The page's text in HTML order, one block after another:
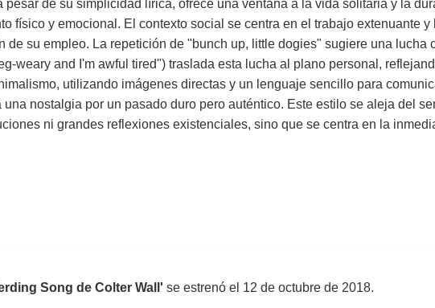
de su simplicidad lírica, ofrece una ventana a la vida solitaria y la
físico y emocional. El contexto social se centra en el trabajo extenuante
de su empleo. La repetición de "bunch up, little dogies" sugiere una
weary and I'm awful tired") traslada esta lucha al plano personal,
utilizando imágenes directas y un lenguaje sencillo para
nostalgia por un pasado duro pero auténtico. Este estilo se aleja del
ni grandes reflexiones existenciales, sino que se centra en la
Song de Colter Wall' se estrenó el 12 de octubre de 2018.